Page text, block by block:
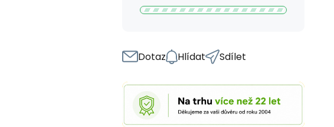
Dotaz Hlídat Sdílet